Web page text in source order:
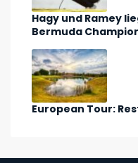
Hagy und Ramey
Bermuda
European Tour: